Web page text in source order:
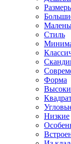
Стиль
Форма
Низкие